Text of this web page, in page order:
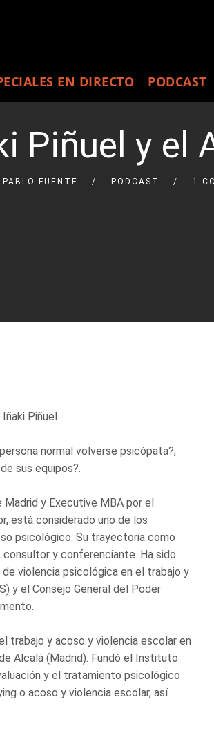
EN DIRECTO PODCAST
Piñuel y el
PABLO FUENTE PODCAST 1
Piñuel.
normal volverse psicópata?,
sus equipos?.
y Executive MBA por el
está considerado uno de los
psicológico. Su trayectoria como
y conferenciante. Ha sido
violencia psicológica en el trabajo y
y el Consejo General del Poder
trabajo y acoso y violencia escolar en
Alcalá (Madrid). Fundó el Instituto
y el tratamiento psicológico
o acoso y violencia escolar, así